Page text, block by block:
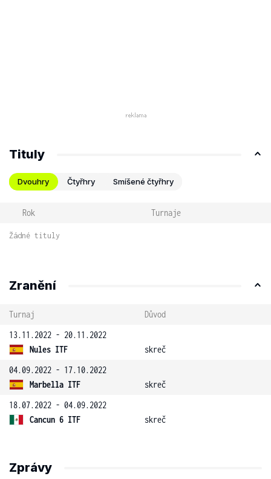
Tituly
Dvouhry Čtyřhry Smíšené čtyřhry
Rok Turnaje
Žádné tituly
Zranění
Turnaj
Důvod
13.11.2022 - 20.11.2022
Nules ITF
skreč
04.09.2022 - 17.10.2022
Marbella ITF
skreč
18.07.2022 - 04.09.2022
Cancun 6 ITF
skreč
Zprávy